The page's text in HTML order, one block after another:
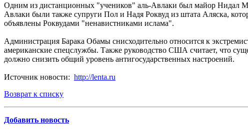
Одним из дистанционных "учеников" аль-Авлаки был майор Нидал
Авлаки были также супруги Пол и Надя Роквуд из штата Аляска,
объявлены Роквудами "ненавистниками ислама".
Администрация Барака Обамы снисходительно относится к
американские спецслужбы. Также руководство США считает, что
должно снизить общий уровень антигосударственных настроений.
Источник новости: http://lenta.ru
Возврат к списку
Добавить новость